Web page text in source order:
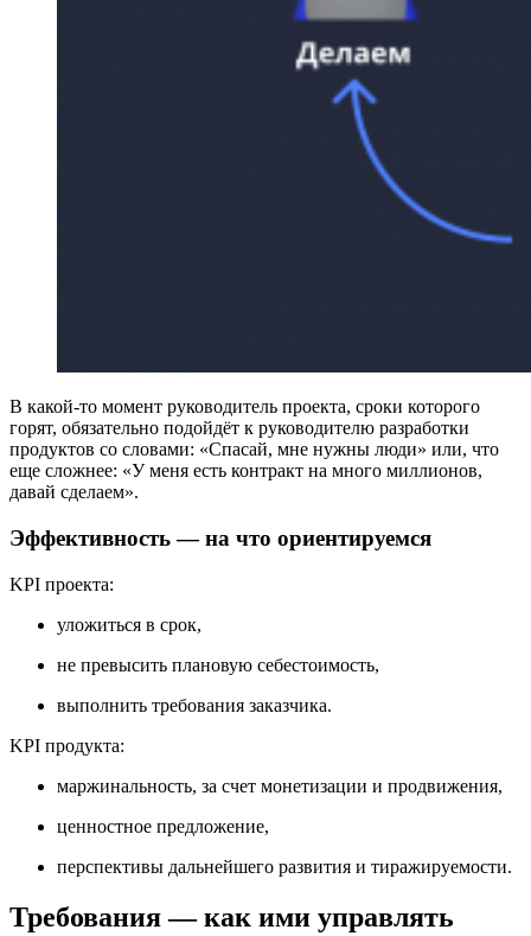
В какой-то момент руководитель проекта, сроки которого
горят, обязательно подойдёт к руководителю разработки
продуктов со словами: «Спасай, мне нужны люди» или, что
еще сложнее: «У меня есть контракт на много миллионов,
давай сделаем».
Эффективность — на что ориентируемся
KPI проекта:
уложиться в срок,
не превысить плановую себестоимость,
выполнить требования заказчика.
KPI продукта:
маржинальность, за счет монетизации и продвижения,
ценностное предложение,
перспективы дальнейшего развития и тиражируемости.
Требования — как ими управлять